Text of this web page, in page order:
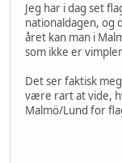
Jeg har i dag set
nationaldagen, og
året kan man i
som ikke er
Det ser faktisk
være rart at vide,
Malmö/Lund for